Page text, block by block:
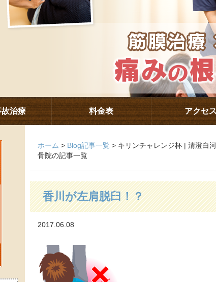
治療 料金表 アクセス
ホーム > Blog記事一覧 > キリンチャレンジ杯 | 清澄白
骨院の記事一覧
香川が左肩脱臼！？
2017.06.08